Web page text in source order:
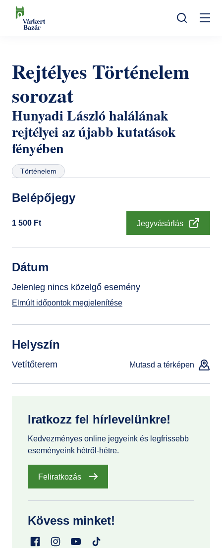
Ugrás
Kulturális események
Kiállítások
Múzeumpedagógia
Látogatóknak
Aktualitások
Rólunk
Helyszínek
Ajándékbolt
Galéria
Kapcsolat
Elérhetőség
Megközelítés
Nyitvatartás
Jegyvásárlás
Online jegyek
Ajándékutalvány
Rejtélyes Történelem
sorozat
Hunyadi László halálának
rejtélyei az újabb kutatások
fényében
Történelem
Belépőjegy
1 500 Ft Jegyvásárlás
Dátum
Jelenleg nincs közelgő esemény
Elmúlt időpontok megjelenítése
Helyszín
Vetítőterem Mutasd a térképen
Iratkozz fel hírlevelünkre!
Kedvezményes online jegyeink és legfrissebb
eseményeink hétről-hétre.
Feliratkozás
Kövess minket!